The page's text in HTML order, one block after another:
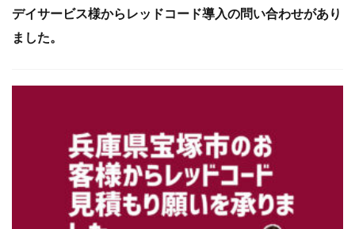
デイサービス様からレッドコード導入の問い合わせがあり
ました。